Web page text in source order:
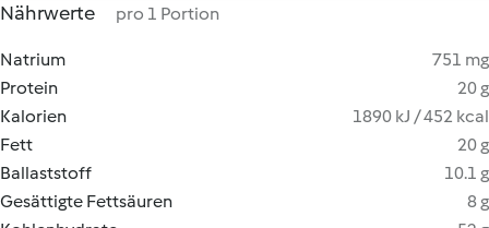
Nährwerte pro 1 Portion
Natrium
751 mg
Protein
20 g
Kalorien
1890 kJ / 452 kcal
Fett
20 g
Ballaststoff
10.1 g
Gesättigte Fettsäuren
8 g